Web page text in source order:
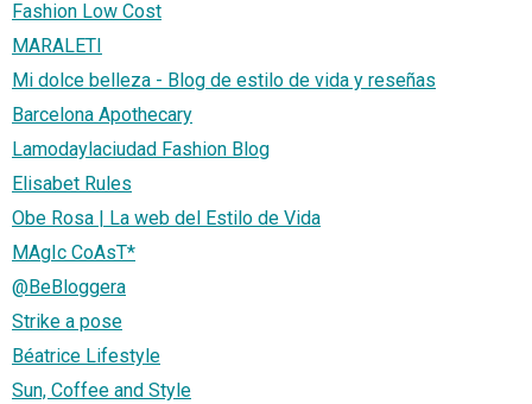
Fashion Low Cost
MARALETI
Mi dolce belleza - Blog de estilo de vida y reseñas
Barcelona Apothecary
Lamodaylaciudad Fashion Blog
Elisabet Rules
Obe Rosa | La web del Estilo de Vida
MAgIc CoAsT*
@BeBloggera
Strike a pose
Béatrice Lifestyle
Sun, Coffee and Style